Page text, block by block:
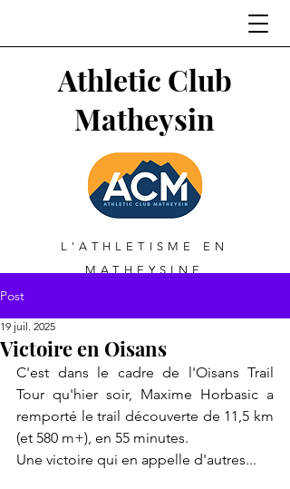
Athletic Club
Matheysin
L'ATHLETISME EN
MATHEYSINE
Post
Victoire en Oisans
19 juil. 2025
C'est dans le cadre de l'Oisans Trail
Tour qu'hier soir, Maxime Horbasic a
remporté le trail découverte de 11,5 km
(et 580 m+), en 55 minutes.
Une victoire qui en appelle d'autres...